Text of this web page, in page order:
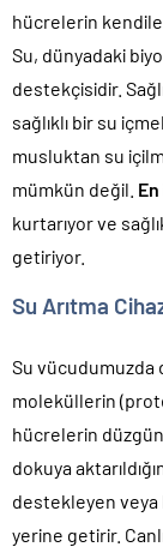
hücrelerin
Su, dünyadaki
destekçisidir.
sağlıklı bir su
musluktan su
mümkün değil.
kurtarıyor ve
getiriyor.
Su Arıtma
Su vücudumuzda
moleküllerin
hücrelerin
dokuya
destekleyen
yerine getirir.